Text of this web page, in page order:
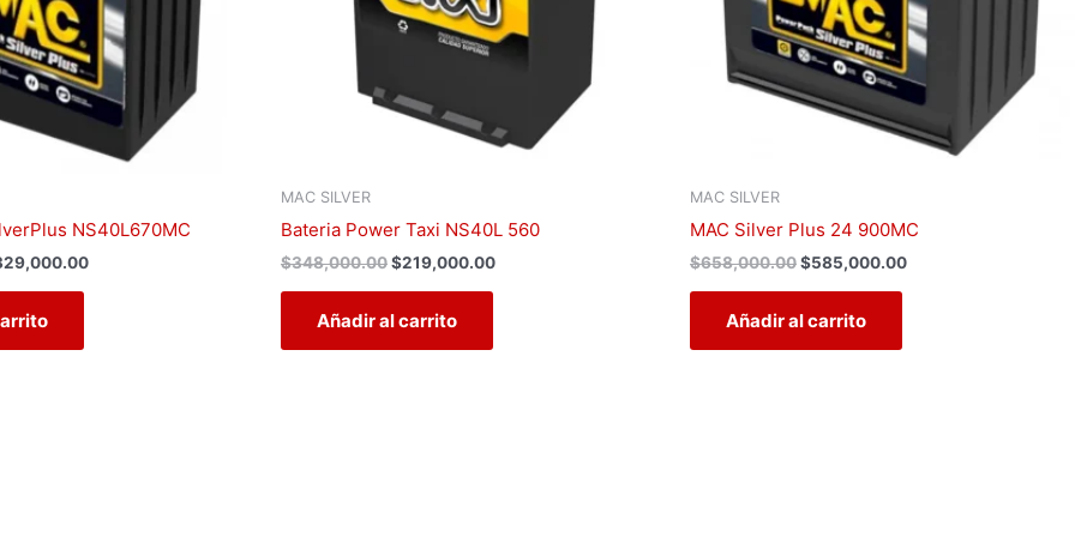
NS40L670MC
MAC SILVER
Bateria Power Taxi NS40L 560
$348,000.00$219,000.00
Añadir al carrito
MAC SILVER
MAC Silver Plus 24 900MC
$658,000.00$585,000.00
Añadir al carrito